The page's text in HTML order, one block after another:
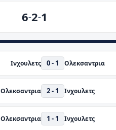
6-2-1
Ινχουλετς 0 - 1 Ολεκσαντρια
Ολεκσαντρια 2 - 1 Ινχουλετς
Ολεκσαντρια 1 - 1 Ινχουλετς